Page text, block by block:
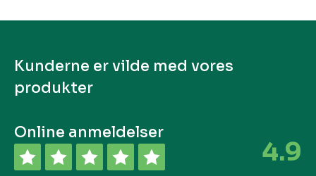
Kunderne er vilde med vores
produkter
Online anmeldelser
4.9